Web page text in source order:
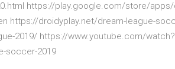
https://play.google.com/store/
https://droidyplay.net/dream-league-
2019/ https://www.youtube.com/
soccer-2019